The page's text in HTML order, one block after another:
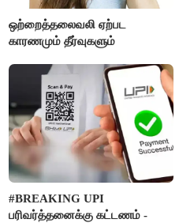
ஒற்றைத்தலைவலி ஏற்பட
காரணமும் தீர்வுகளும்
#BREAKING UPI
பரிவர்த்தனைக்கு கட்டணம் -